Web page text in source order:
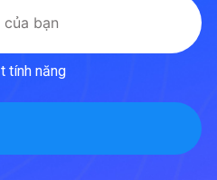
tính năng